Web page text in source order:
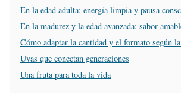
En la edad adulta: energía limpia y pausa
En la madurez y la edad avanzada: sabor
Cómo adaptar la cantidad y el formato según
Uvas que conectan generaciones
Una fruta para toda la vida